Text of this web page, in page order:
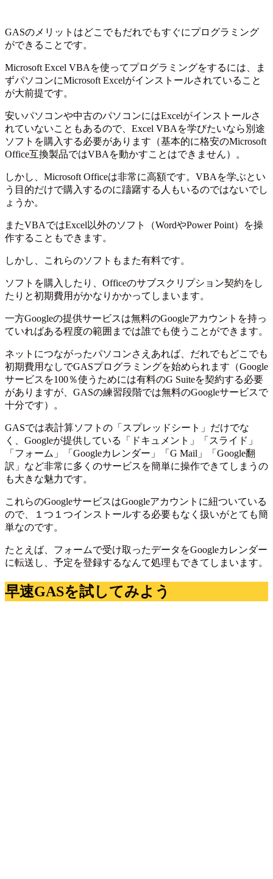
GASのメリットはどこでもだれでもすぐにプログラミング
ができることです。
Microsoft Excel VBAを使ってプログラミングをするには、ま
ずパソコンにMicrosoft Excelがインストールされていること
が大前提です。
安いパソコンや中古のパソコンにはExcelがインストールさ
れていないこともあるので、Excel VBAを学びたいなら別途
ソフトを購入する必要があります（基本的に格安のMicrosoft
Office互換製品ではVBAを動かすことはできません）。
しかし、Microsoft Officeは非常に高額です。VBAを学ぶとい
う目的だけで購入するのに躊躇する人もいるのではないでし
ょうか。
またVBAではExcel以外のソフト（WordやPower Point）を操
作することもできます。
しかし、これらのソフトもまた有料です。
ソフトを購入したり、Officeのサブスクリプション契約をし
たりと初期費用がかなりかかってしまいます。
一方Googleの提供サービスは無料のGoogleアカウントを持っ
ていればある程度の範囲までは誰でも使うことができます。
ネットにつながったパソコンさえあれば、だれでもどこでも
初期費用なしでGASプログラミングを始められます（Google
サービスを100％使うためには有料のG Suiteを契約する必要
がありますが、GASの練習段階では無料のGoogleサービスで
十分です）。
GASでは表計算ソフトの「スプレッドシート」だけでな
く、Googleが提供している「ドキュメント」「スライド」
「フォーム」「Googleカレンダー」「G Mail」「Google翻
訳」など非常に多くのサービスを簡単に操作できてしまうの
も大きな魅力です。
これらのGoogleサービスはGoogleアカウントに紐ついている
ので、１つ１つインストールする必要もなく扱いがとても簡
単なのです。
たとえば、フォームで受け取ったデータをGoogleカレンダー
に転送し、予定を登録するなんて処理もできてしまいます。
早速GASを試してみよう